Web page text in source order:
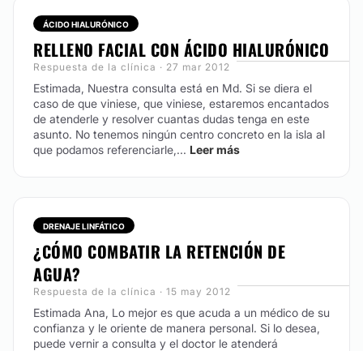
ÁCIDO HIALURÓNICO
RELLENO FACIAL CON ÁCIDO HIALURÓNICO
Respuesta de la clínica · 27 mar 2012
Estimada, Nuestra consulta está en Md. Si se diera el
caso de que viniese, que viniese, estaremos encantados
de atenderle y resolver cuantas dudas tenga en este
asunto. No tenemos ningún centro concreto en la isla al
que podamos referenciarle,... Leer más
DRENAJE LINFÁTICO
¿CÓMO COMBATIR LA RETENCIÓN DE
AGUA?
Respuesta de la clínica · 15 may 2012
Estimada Ana, Lo mejor es que acuda a un médico de su
confianza y le oriente de manera personal. Si lo desea,
puede vernir a consulta y el doctor le atenderá